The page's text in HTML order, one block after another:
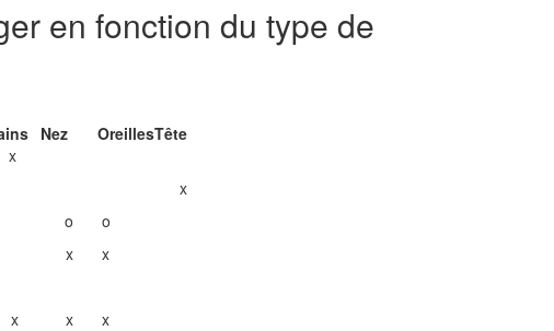
en fonction du type de
Nez OreillesTête
x
x
o
o
x
x
x x
x